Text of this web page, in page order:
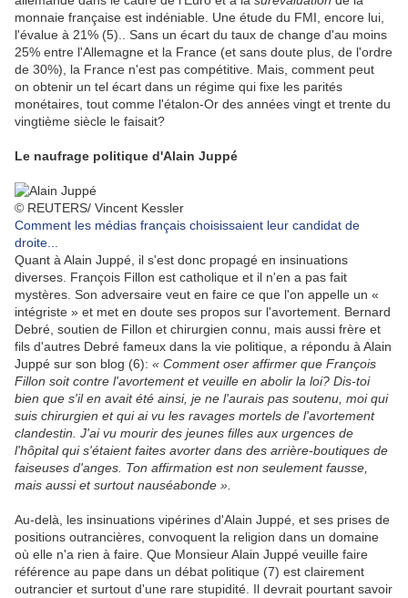
monnaie française est indéniable. Une étude du FMI, encore lui,
l'évalue à 21% (5).. Sans un écart du taux de change d'au moins
25% entre l'Allemagne et la France (et sans doute plus, de l'ordre
de 30%), la France n'est pas compétitive. Mais, comment peut
on obtenir un tel écart dans un régime qui fixe les parités
monétaires, tout comme l'étalon-Or des années vingt et trente du
vingtième siècle le faisait?
Le naufrage politique d'Alain Juppé
© REUTERS/ Vincent Kessler
Comment les médias français choisissaient leur candidat de
droite...
Quant à Alain Juppé, il s'est donc propagé en insinuations
diverses. François Fillon est catholique et il n'en a pas fait
mystères. Son adversaire veut en faire ce que l'on appelle un «
intégriste » et met en doute ses propos sur l'avortement. Bernard
Debré, soutien de Fillon et chirurgien connu, mais aussi frère et
fils d'autres Debré fameux dans la vie politique, a répondu à Alain
Juppé sur son blog (6): « Comment oser affirmer que François
Fillon soit contre l'avortement et veuille en abolir la loi? Dis-toi
bien que s'il en avait été ainsi, je ne l'aurais pas soutenu, moi qui
suis chirurgien et qui ai vu les ravages mortels de l'avortement
clandestin. J'ai vu mourir des jeunes filles aux urgences de
l'hôpital qui s'étaient faites avorter dans des arrière-boutiques de
faiseuses d'anges. Ton affirmation est non seulement fausse,
mais aussi et surtout nauséabonde ».
Au-delà, les insinuations vipérines d'Alain Juppé, et ses prises de
positions outrancières, convoquent la religion dans un domaine
où elle n'a rien à faire. Que Monsieur Alain Juppé veuille faire
référence au pape dans un débat politique (7) est clairement
outrancier et surtout d'une rare stupidité. Il devrait pourtant savoir